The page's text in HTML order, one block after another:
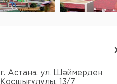
г. Астана, ул. Шәймерден
Қосшығұлұлы, 13/7